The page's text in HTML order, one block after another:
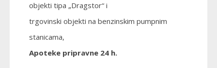
objekti tipa „Dragstor“ i
trgovinski objekti na benzinskim pumpnim
stanicama,
Apoteke pripravne 24 h.